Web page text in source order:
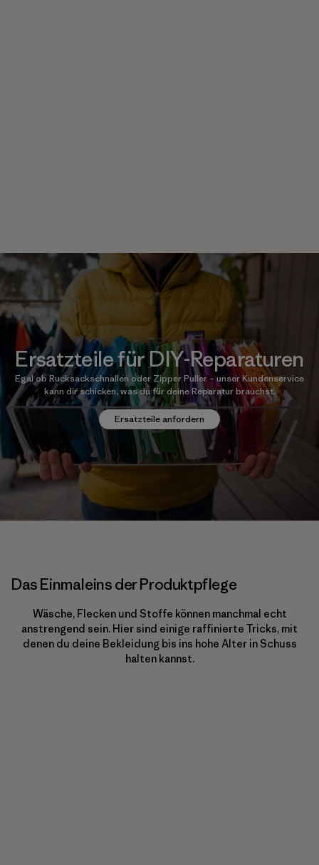
Ersatzteile für DIY-Reparaturen
Egal ob Rucksackschnallen oder Zipper Puller – unser Kundenservice
kann dir schicken, was du für deine Reparatur brauchst.
Ersatzteile anfordern
Das Einmaleins der Produktpflege
Wäsche, Flecken und Stoffe können manchmal echt
anstrengend sein. Hier sind einige raffinierte Tricks, mit
denen du deine Bekleidung bis ins hohe Alter in Schuss
halten kannst.